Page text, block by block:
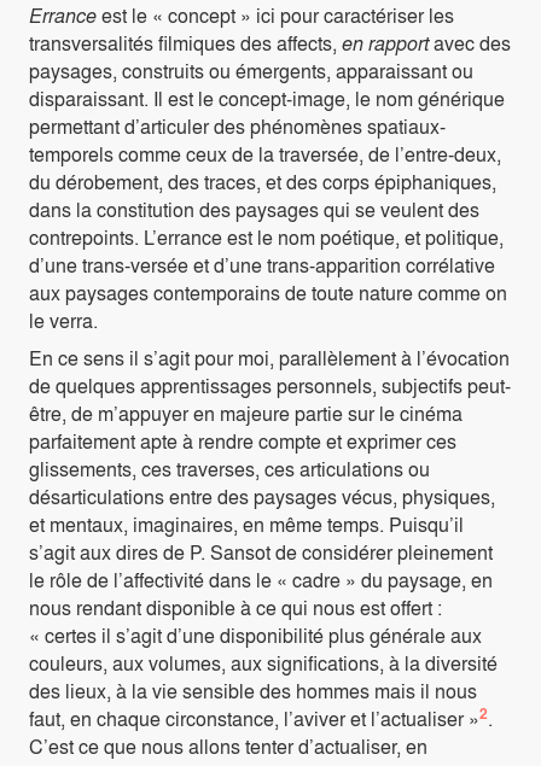
Erranceest le « concept » ici pour caractériser les
transversalités filmiques des affects, en rapportavec des
paysages, construits ou émergents, apparaissant ou
disparaissant. Il est le concept-image, le nom générique
permettant d’articuler des phénomènes spatiaux-
temporels comme ceux de la traversée, de l’entre-deux,
du dérobement, des traces, et des corps épiphaniques,
dans la constitution des paysages qui se veulent des
contrepoints. L’errance est le nom poétique, et politique,
d’une trans-versée et d’une trans-apparition corrélative
aux paysages contemporains de toute nature comme on
le verra.
En ce sens il s’agit pour moi, parallèlement à l’évocation
de quelques apprentissages personnels, subjectifs peut-
être, de m’appuyer en majeure partie sur le cinéma
parfaitement apte à rendre compte et exprimer ces
glissements, ces traverses, ces articulations ou
désarticulations entre des paysages vécus, physiques,
et mentaux, imaginaires, en même temps. Puisqu’il
s’agit aux dires de P. Sansot de considérer pleinement
le rôle de l’affectivité dans le « cadre » du paysage, en
nous rendant disponible à ce qui nous est offert :
« certes il s’agit d’une disponibilité plus générale aux
couleurs, aux volumes, aux significations, à la diversité
des lieux, à la vie sensible des hommes mais il nous
faut, en chaque circonstance, l’aviver et l’actualiser »2.
C’est ce que nous allons tenter d’actualiser, en